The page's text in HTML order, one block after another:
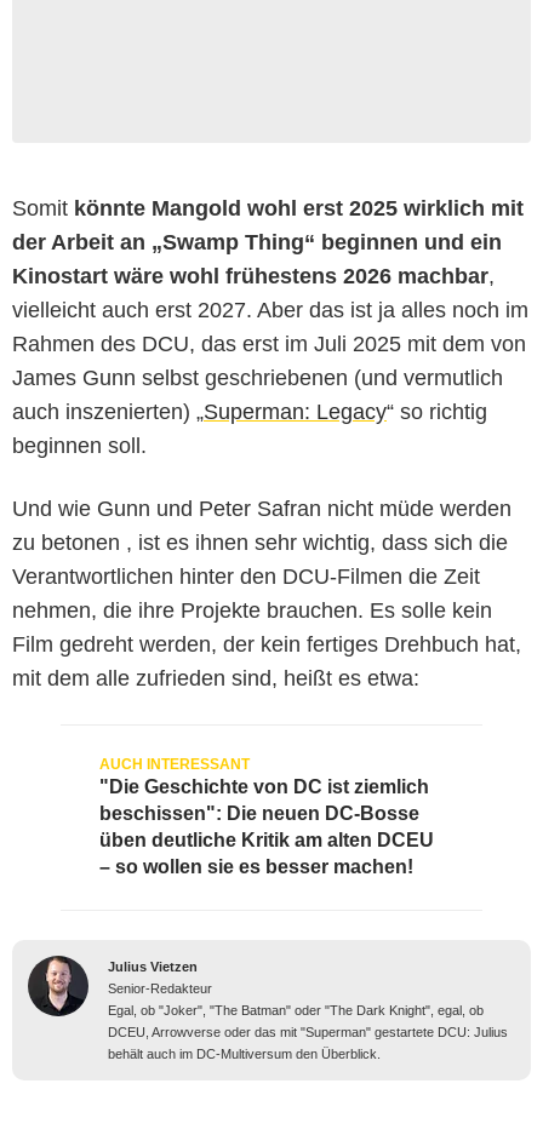
Somit könnte Mangold wohl erst 2025 wirklich mit
der Arbeit an „Swamp Thing“ beginnen und ein
Kinostart wäre wohl frühestens 2026 machbar,
vielleicht auch erst 2027. Aber das ist ja alles noch im
Rahmen des DCU, das erst im Juli 2025 mit dem von
James Gunn selbst geschriebenen (und vermutlich
auch inszenierten) „Superman: Legacy“ so richtig
beginnen soll.
Und wie Gunn und Peter Safran nicht müde werden
zu betonen , ist es ihnen sehr wichtig, dass sich die
Verantwortlichen hinter den DCU-Filmen die Zeit
nehmen, die ihre Projekte brauchen. Es solle kein
Film gedreht werden, der kein fertiges Drehbuch hat,
mit dem alle zufrieden sind, heißt es etwa:
"Die Geschichte von DC ist ziemlich
beschissen": Die neuen DC-Bosse
üben deutliche Kritik am alten DCEU
– so wollen sie es besser machen!
Julius Vietzen
Senior-Redakteur
Egal, ob "Joker", "The Batman" oder "The Dark Knight", egal, ob
DCEU, Arrowverse oder das mit "Superman" gestartete DCU: Julius
behält auch im DC-Multiversum den Überblick.